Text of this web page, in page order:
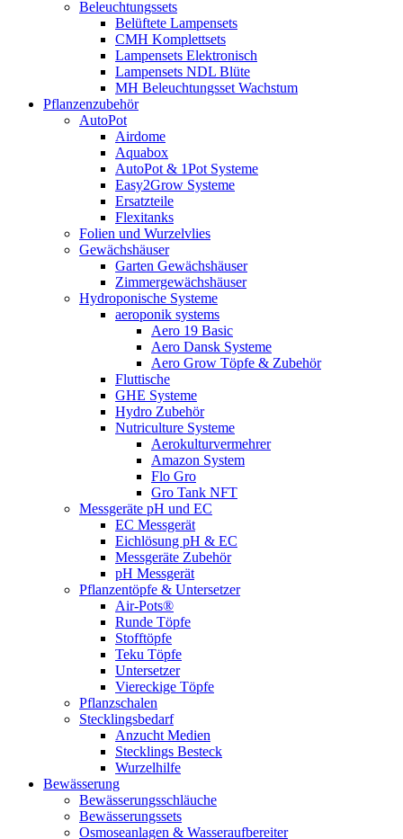
Beleuchtungssets
Belüftete Lampensets
CMH Komplettsets
Lampensets Elektronisch
Lampensets NDL Blüte
MH Beleuchtungsset Wachstum
Pflanzenzubehör
AutoPot
Airdome
Aquabox
AutoPot & 1Pot Systeme
Easy2Grow Systeme
Ersatzteile
Flexitanks
Folien und Wurzelvlies
Gewächshäuser
Garten Gewächshäuser
Zimmergewächshäuser
Hydroponische Systeme
aeroponik systems
Aero 19 Basic
Aero Dansk Systeme
Aero Grow Töpfe & Zubehör
Fluttische
GHE Systeme
Hydro Zubehör
Nutriculture Systeme
Aerokulturvermehrer
Amazon System
Flo Gro
Gro Tank NFT
Messgeräte pH und EC
EC Messgerät
Eichlösung pH & EC
Messgeräte Zubehör
pH Messgerät
Pflanzentöpfe & Untersetzer
Air-Pots®
Runde Töpfe
Stofftöpfe
Teku Töpfe
Untersetzer
Viereckige Töpfe
Pflanzschalen
Stecklingsbedarf
Anzucht Medien
Stecklings Besteck
Wurzelhilfe
Bewässerung
Bewässerungsschläuche
Bewässerungssets
Osmoseanlagen & Wasseraufbereiter